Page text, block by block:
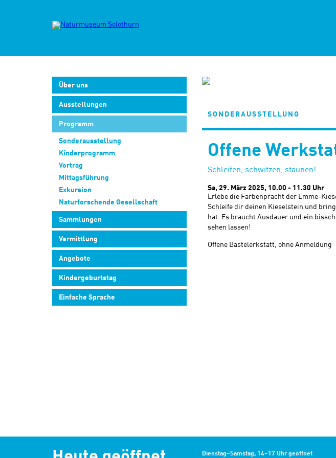
Über uns
Ausstellungen
Programm
Sonderausstellung
Kinderprogramm
Vortrag
Mittagsführung
Exkursion
Naturforschende Gesellschaft
Sammlungen
Vermittlung
Angebote
Kindergeburtstag
Einfache Sprache
SONDERAUSSTELLUNG
Offene
Schleifen, schwitzen, staunen!
Sa, 29. März 2025, 10.00 - 11.30 Uhr
Erlebe die Farbenpracht der Emme-
Schleife dir deinen Kieselstein und
hat. Es braucht Ausdauer und ein
sehen lassen!
Offene Bastelerkstatt, ohne Anmeldung
Dienstag–Samstag, 14–17 Uhr geöffnet